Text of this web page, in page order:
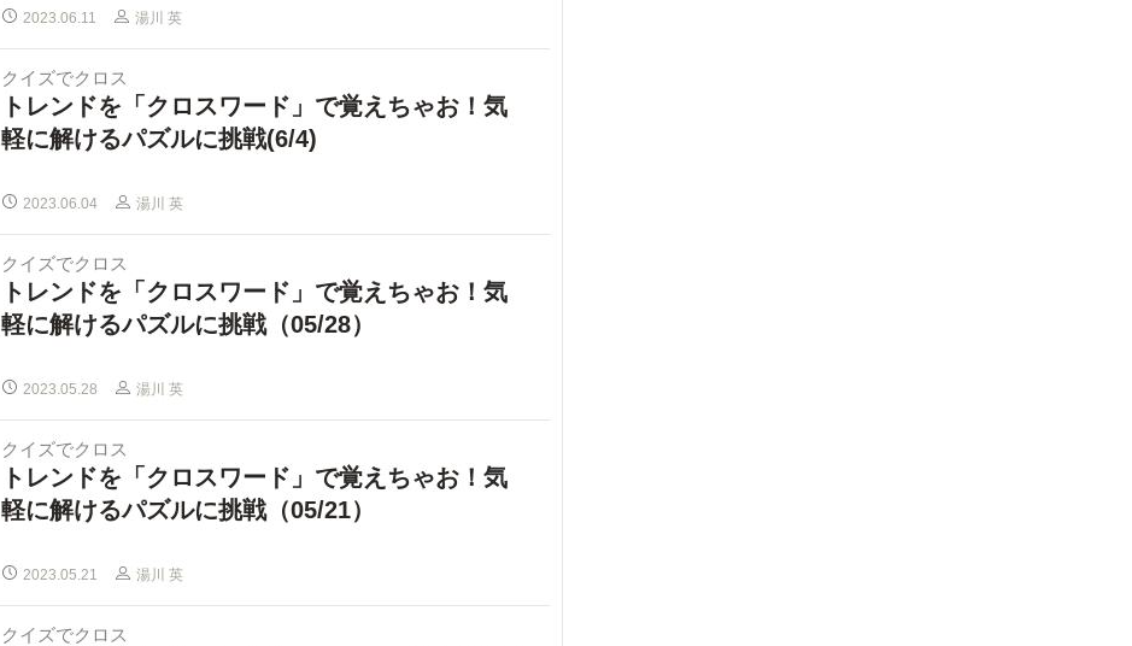
2023.06.11 湯川 英
クイズでクロス
トレンドを「クロスワード」で覚えちゃお！気
軽に解けるパズルに挑戦(6/4)
2023.06.04 湯川 英
クイズでクロス
トレンドを「クロスワード」で覚えちゃお！気
軽に解けるパズルに挑戦（05/28）
2023.05.28 湯川 英
クイズでクロス
トレンドを「クロスワード」で覚えちゃお！気
軽に解けるパズルに挑戦（05/21）
2023.05.21 湯川 英
クイズでクロス